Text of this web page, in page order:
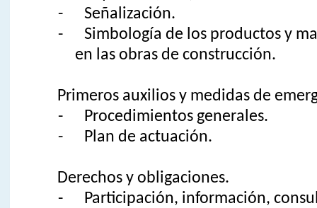
- Señalización.
- Simbología de los productos y
en las obras de construcción.
Primeros auxilios y medidas de
- Procedimientos generales.
- Plan de actuación.
Derechos y obligaciones.
- Participación, información,